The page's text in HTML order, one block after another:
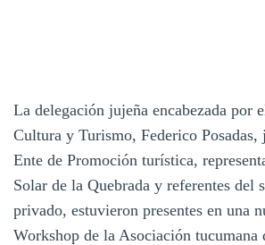
La delegación jujeña encabezada por
Cultura y Turismo, Federico
Ente de Promoción turística,
Solar de la Quebrada y referentes del
privado, estuvieron presentes en una
Workshop de la Asociación tucumana